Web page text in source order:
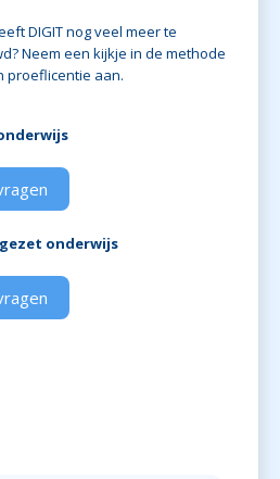
DIGIT nog veel meer te
Neem een kijkje in de methode
proeflicentie aan.
onderwijs